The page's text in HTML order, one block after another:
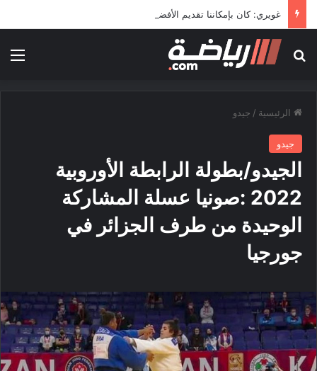
غويري: كان بإمكاننا تقديم الأفضل في المونديال
بحث عن
الرئيسية / جيدو
جيدو
الجيدو/بطولة الرابطة الأوروبية
2022 :صونيا عسلة المشاركة
الوحيدة من طرف الجزائر في
جورجيا